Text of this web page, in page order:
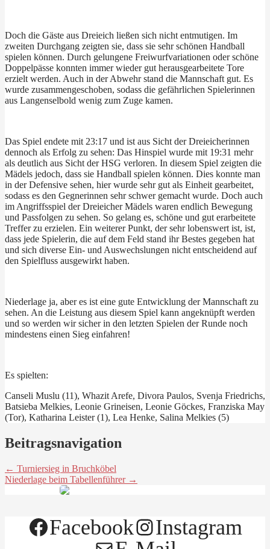
Doch die Gäste aus Dreieich ließen sich nicht entmutigen. Im
zweiten Durchgang zeigten sie, dass sie sehr schönen Handball
spielen können. Durch gelungene Freiwurfvariationen oder schöne
Doppelpässe konnten immer wieder gut herausgearbeitete Tore
erzielt werden. Auch in der Abwehr stand die Mannschaft gut. Es
wurde zusammengeschoben, sodass die gefährlichen Spielerinnen
aus Langenselbold wenig zum Zuge kamen.
Das Spiel endete mit 23:17 und ist aus Sicht der Dreieicherinnen
dennoch als Erfolg zu sehen: Das Hinspiel wurde mit 19:31 mehr
als deutlich aus Sicht der HSG verloren. In diesem Spiel zeigten die
Mädels jedoch, dass sie Handball spielen können. Dies konnte man
in der Defensive sehen, hier wurde sehr gut als Einheit gearbeitet,
sodass es den Gegnerinnen sehr schwer gemacht wurde. Doch auch
im Angriffsspiel der Dreieicher Mädels waren endlich Bewegung
und Passfolgen zu sehen. So gelang es, schöne und gut erarbeitete
Treffer zu erzielen. Ein weiterer Punkt, der sehr lobenswert ist, ist,
dass jede Spielerin, die auf dem Feld stand ihr Bestes gegeben hat
und sich diverse Ein- und Auswechslungen nicht entscheidend auf
den Spielfluss ausgewirkt haben.
Niederlage ja, aber es ist eine gute Entwicklung der Mannschaft zu
sehen. An die Leistung aus diesem Spiel kann angeknüpft werden
und so werden wir sicher in den letzten Spielen der Runde noch
mindestens einen Sieg einfahren!
Es spielten:
Canseli Muslu (11), Whazit Arefe, Divora Paulos, Svenja Friedrichs,
Batsieba Melkies, Leonie Grineisen, Leonie Göckes, Franziska May
(Tor), Katharina Leister (1), Lea Henke, Salina Melkies (5)
Beitragsnavigation
← Turniersieg in Bruchköbel
Niederlage beim Tabellenführer →
Facebook
Instagram